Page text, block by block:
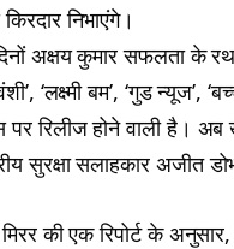
निभाएंगे।
अक्षय कुमार सफलता के
‘लक्ष्मी बम’, ‘गुड
पर रिलीज होने वाली है।
सुरक्षा सलाहकार अजीत
की एक रिपोर्ट के